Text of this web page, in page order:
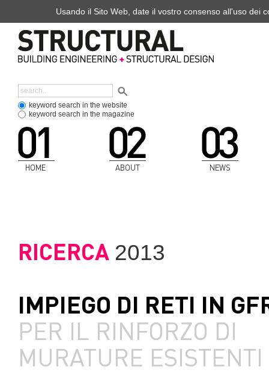
keyword search in the website
keyword search in the magazine
HOME ABOUT NEWS
RICERCA 2013
IMPIEGO DI RETI IN
PER IL RINFORZO DI
MURATURE ESISTENTI
Usando il Sito Web, date il vostro consenso all'uso